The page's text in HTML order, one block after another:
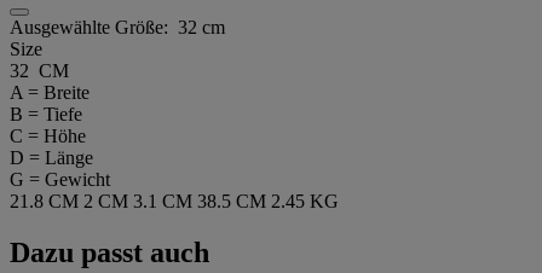
Ausgewählte Größe: 32 cm
Size
32 CM
A = Breite
B = Tiefe
C = Höhe
D = Länge
G = Gewicht
21.8 CM 2 CM 3.1 CM 38.5 CM 2.45 KG
Dazu passt auch